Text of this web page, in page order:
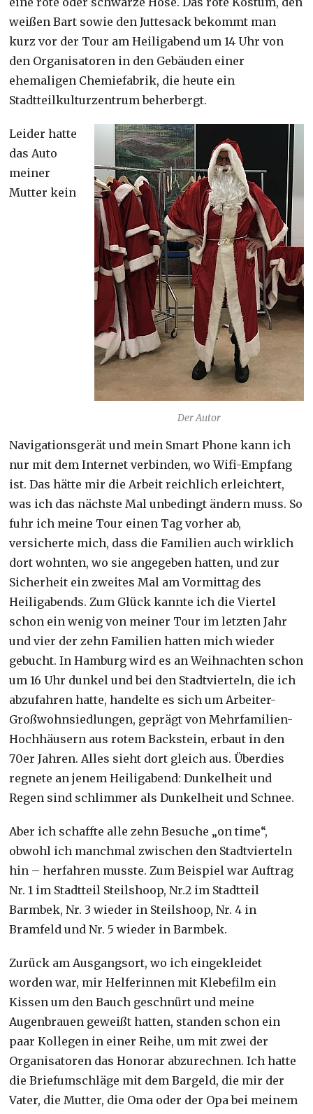
weißen Bart sowie den Juttesack bekommt man
kurz vor der Tour am Heiligabend um 14 Uhr von
den Organisatoren in den Gebäuden einer
ehemaligen Chemiefabrik, die heute ein
Stadtteilkulturzentrum beherbergt.
Der Autor
Leider hatte
das Auto
meiner
Mutter kein
Navigationsgerät und mein Smart Phone kann ich
nur mit dem Internet verbinden, wo Wifi-Empfang
ist. Das hätte mir die Arbeit reichlich erleichtert,
was ich das nächste Mal unbedingt ändern muss. So
fuhr ich meine Tour einen Tag vorher ab,
versicherte mich, dass die Familien auch wirklich
dort wohnten, wo sie angegeben hatten, und zur
Sicherheit ein zweites Mal am Vormittag des
Heiligabends. Zum Glück kannte ich die Viertel
schon ein wenig von meiner Tour im letzten Jahr
und vier der zehn Familien hatten mich wieder
gebucht. In Hamburg wird es an Weihnachten schon
um 16 Uhr dunkel und bei den Stadtvierteln, die ich
abzufahren hatte, handelte es sich um Arbeiter-
Großwohnsiedlungen, geprägt von Mehrfamilien-
Hochhäusern aus rotem Backstein, erbaut in den
70er Jahren. Alles sieht dort gleich aus. Überdies
regnete an jenem Heiligabend: Dunkelheit und
Regen sind schlimmer als Dunkelheit und Schnee.
Aber ich schaffte alle zehn Besuche „on time“,
obwohl ich manchmal zwischen den Stadtvierteln
hin – herfahren musste. Zum Beispiel war Auftrag
Nr. 1 im Stadtteil Steilshoop, Nr.2 im Stadtteil
Barmbek, Nr. 3 wieder in Steilshoop, Nr. 4 in
Bramfeld und Nr. 5 wieder in Barmbek.
Zurück am Ausgangsort, wo ich eingekleidet
worden war, mir Helferinnen mit Klebefilm ein
Kissen um den Bauch geschnürt und meine
Augenbrauen geweißt hatten, standen schon ein
paar Kollegen in einer Reihe, um mit zwei der
Organisatoren das Honorar abzurechnen. Ich hatte
die Briefumschläge mit dem Bargeld, die mir der
Vater, die Mutter, die Oma oder der Opa bei meinem